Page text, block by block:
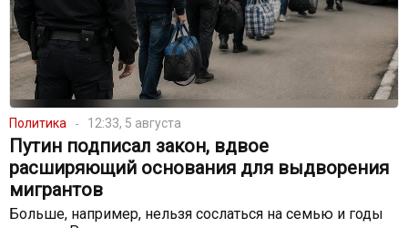
Политика 12:33, 5 августа
Путин подписал закон, вдвое
расширяющий основания для выдворения
мигрантов
Больше, например, нельзя сослаться на семью и годы